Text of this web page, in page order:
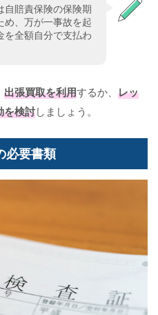
自賠責保険の保険期
め、万が一事故を起
を全額自分で支払わ
出張買取を利用するか、 レッ
を検討しましょう。
必要書類